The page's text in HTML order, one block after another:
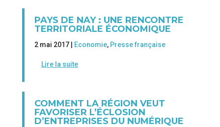
PAYS DE NAY : UNE RENCONTRE
TERRITORIALE ÉCONOMIQUE
2 mai 2017 | Economie, Presse française
Lire la suite
COMMENT LA RÉGION VEUT
FAVORISER L’ÉCLOSION
D’ENTREPRISES DU NUMÉRIQUE